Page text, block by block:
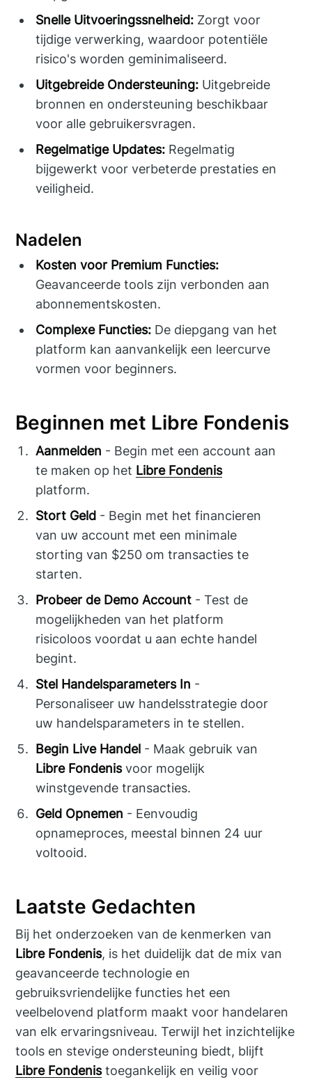
Snelle Uitvoeringssnelheid: Zorgt voor
tijdige verwerking, waardoor potentiële
risico's worden geminimaliseerd.
Uitgebreide Ondersteuning: Uitgebreide
bronnen en ondersteuning beschikbaar
voor alle gebruikersvragen.
Regelmatige Updates: Regelmatig
bijgewerkt voor verbeterde prestaties en
veiligheid.
Nadelen
Kosten voor Premium Functies:
Geavanceerde tools zijn verbonden aan
abonnementskosten.
Complexe Functies: De diepgang van het
platform kan aanvankelijk een leercurve
vormen voor beginners.
Beginnen met Libre Fondenis
Aanmelden - Begin met een account aan
te maken op het Libre Fondenis
platform.
Stort Geld - Begin met het financieren
van uw account met een minimale
storting van $250 om transacties te
starten.
Probeer de Demo Account - Test de
mogelijkheden van het platform
risicoloos voordat u aan echte handel
begint.
Stel Handelsparameters In -
Personaliseer uw handelsstrategie door
uw handelsparameters in te stellen.
Begin Live Handel - Maak gebruik van
Libre Fondenisvoor mogelijk
winstgevende transacties.
Geld Opnemen - Eenvoudig
opnameproces, meestal binnen 24 uur
voltooid.
Laatste Gedachten
Bij het onderzoeken van de kenmerken van
Libre Fondenis, is het duidelijk dat de mix van
geavanceerde technologie en
gebruiksvriendelijke functies het een
veelbelovend platform maakt voor handelaren
van elk ervaringsniveau. Terwijl het inzichtelijke
tools en stevige ondersteuning biedt, blijft
Libre Fondenistoegankelijk en veilig voor